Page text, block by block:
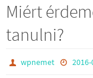
Miért
tanulni?
wpnemet